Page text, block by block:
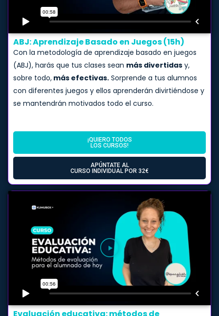
ABJ: Aprendizaje Basado en Juegos (15h)
Con la metodología de aprendizaje basado en juegos
(ABJ), harás que tus clases sean más divertidas y,
sobre todo, más efectivas. Sorprende a tus alumnos
con diferentes juegos y ellos aprenderán divirtiéndose y
se mantendrán motivados todo el curso.
¡QUIERO TODOS
LOS CURSOS!
APÚNTATE AL
CURSO INDIVIDUAL POR 32€
Evaluación educativa: métodos de